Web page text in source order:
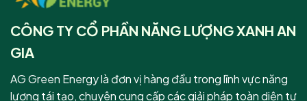
CÔNG TY CỔ PHẦN NĂNG LƯỢNG XANH AN
GIA
AG Green Energy là đơn vị hàng đầu trong lĩnh vực năng
lượng tái tạo, chuyên cung cấp các giải pháp toàn diện tư